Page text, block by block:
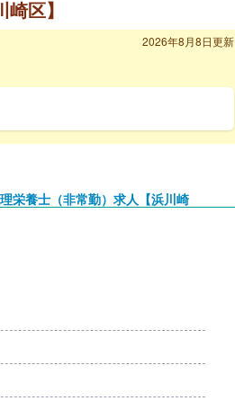
区】
2026年8月8日更新
栄養士（非常勤）求人【浜川崎